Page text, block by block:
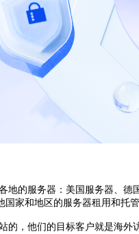
地的服务器：美国服务器、
家和地区的服务器租用和托
的，他们的目标客户就是海